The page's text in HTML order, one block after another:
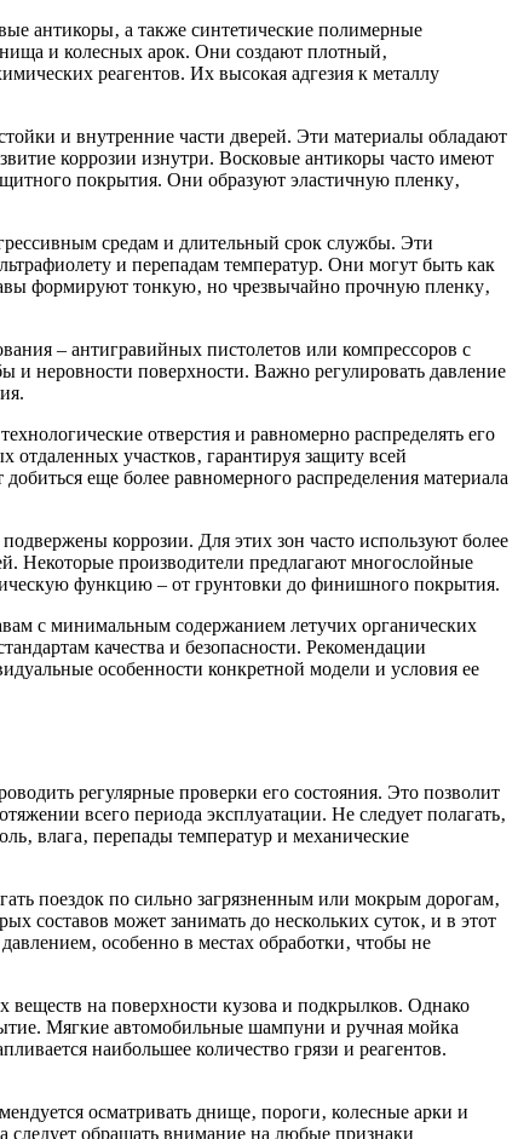
антикоры‚ а также синтетические полимерные
и колесных арок. Они создают плотный‚
реагентов. Их высокая адгезия к металлу
и внутренние части дверей. Эти материалы обладают
коррозии изнутри. Восковые антикоры часто имеют
покрытия. Они образуют эластичную пленку‚
средам и длительный срок службы. Эти
и перепадам температур. Они могут быть как
формируют тонкую‚ но чрезвычайно прочную пленку‚
– антигравийных пистолетов или компрессоров с
неровности поверхности. Важно регулировать давление
отверстия и равномерно распределять его
участков‚ гарантируя защиту всей
еще более равномерного распределения материала
коррозии. Для этих зон часто используют более
Некоторые производители предлагают многослойные
функцию – от грунтовки до финишного покрытия.
с минимальным содержанием летучих органических
качества и безопасности. Рекомендации
особенности конкретной модели и условия ее
регулярные проверки его состояния. Это позволит
всего периода эксплуатации. Не следует полагать‚
влага‚ перепады температур и механические
поездок по сильно загрязненным или мокрым дорогам‚
составов может занимать до нескольких суток‚ и в этот
особенно в местах обработки‚ чтобы не
веществ на поверхности кузова и подкрылков. Однако
Мягкие автомобильные шампуни и ручная мойка
наибольшее количество грязи и реагентов.
осматривать днище‚ пороги‚ колесные арки и
следует обращать внимание на любые признаки